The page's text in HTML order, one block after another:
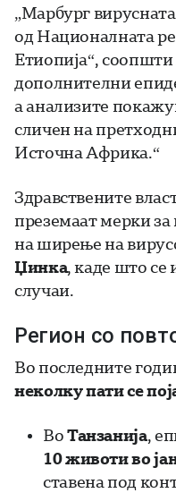
„Марбург
од Националната
Етиопија“, соопшти
дополнителни
а анализите
сличен на
Источна Африка.“
Здравствените
преземаат мерки
на ширење на
Џинка, каде што се
случаи.
Регион со
Во последните
неколку пати се
ВоТанзанија,
10 животи во
ставена под